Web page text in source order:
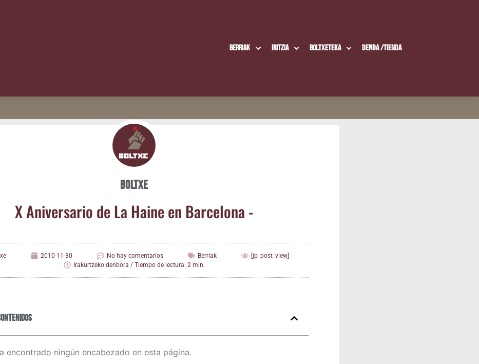
Berriak Iritzia Boltxe­te­ka Den­da /​Tien­da
Boltxe
X Ani­ver­sa­rio de La Hai­ne en Barcelona -
2010-11-30 No hay comentarios Berriak
[jp_post_view]
Irakurtzeko denbora / Tiempo de lectura: 2 min.
encontrado ningún encabezado en esta página.